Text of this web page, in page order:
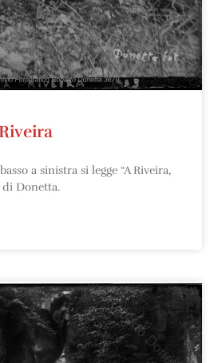
a sinistra si legge “A Riveira,
di Donetta.